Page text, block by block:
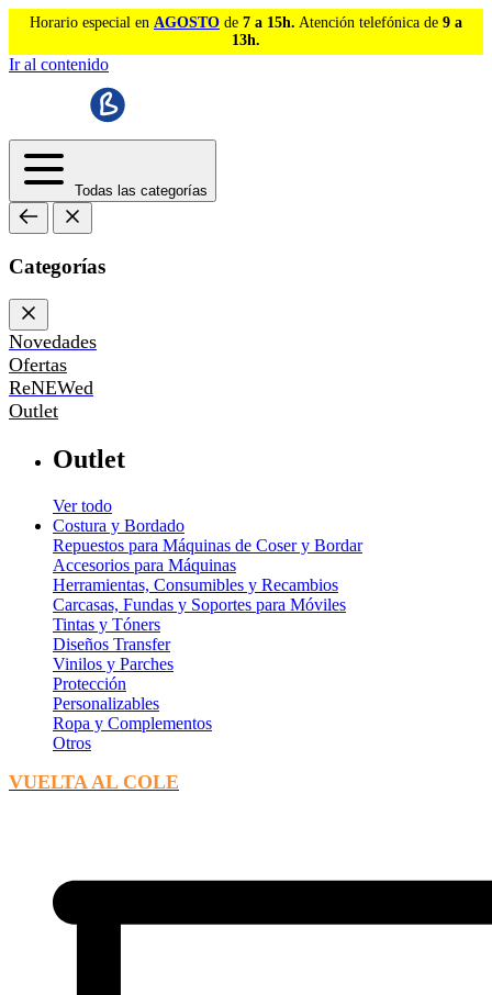
Horario especial en AGOSTO de 7 a 15h. Atención telefónica de 9 a
13h.
Ir al contenido
Todas las categorías
Categorías
Novedades
Ofertas
ReNEWed
Outlet
Outlet
Ver todo
Costura y Bordado
Repuestos para Máquinas de Coser y Bordar
Accesorios para Máquinas
Herramientas, Consumibles y Recambios
Carcasas, Fundas y Soportes para Móviles
Tintas y Tóners
Diseños Transfer
Vinilos y Parches
Protección
Personalizables
Ropa y Complementos
Otros
VUELTA AL COLE